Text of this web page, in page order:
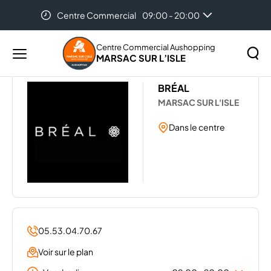
Centre Commercial 09:00 - 20:00
Menu
principal
Centre Commercial Aushopping
MARSAC SUR L’ISLE
Rechercher
Les magasins de votre centre Aushopping Marsac
BREAL
BRÉAL
MARSAC SUR L'ISLE
Dans le centre
05.53.04.70.67
Voir sur le plan